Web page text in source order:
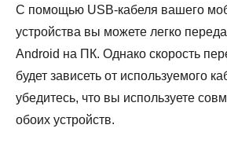
Шаг 3.
С помощью USB-кабеля вашего
устройства вы можете легко
Android на ПК. Однако скорость
будет зависеть от используемого
убедитесь, что вы используете
обоих устройств.